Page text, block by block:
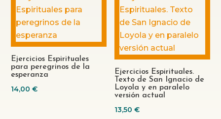
Ejercicios Espirituales
para peregrinos de la
esperanza
14,00€
Ejercicios Espirituales.
Texto de San Ignacio de
Loyola y en paralelo
versión actual
13,50€